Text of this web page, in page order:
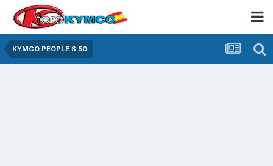
KYMCO PEOPLE S 50